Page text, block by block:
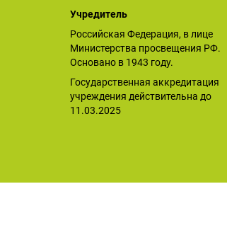
Учредитель
Российская Федерация, в лице
Министерства просвещения РФ.
Основано в 1943 году.
Государственная аккредитация
учреждения действительна до
11.03.2025